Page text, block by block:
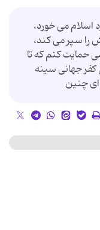
اسلام می خورد،
را سپر می كند،
حمایت كنم كه تا
كفر جهانی سینه
چنین